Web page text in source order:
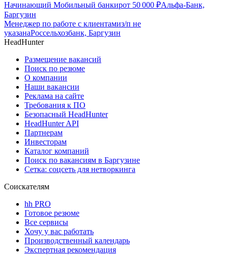
Начинающий Мобильный банкирот 50 000 ₽Альфа-Банк,
Баргузин
Менеджер по работе с клиентамиз/п не
указанаРоссельхозбанк, Баргузин
HeadHunter
Размещение вакансий
Поиск по резюме
О компании
Наши вакансии
Реклама на сайте
Требования к ПО
Безопасный HeadHunter
HeadHunter API
Партнерам
Инвесторам
Каталог компаний
Поиск по вакансиям в Баргузине
Сетка: соцсеть для нетворкинга
Соискателям
hh PRO
Готовое резюме
Все сервисы
Хочу у вас работать
Производственный календарь
Экспертная рекомендация